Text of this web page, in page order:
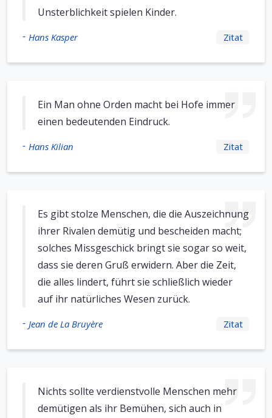
Unsterblichkeit spielen Kinder.
- Hans Kasper Zitat
Ein Man ohne Orden macht bei Hofe immer
einen bedeutenden Eindruck.
- Hans Kilian Zitat
Es gibt stolze Menschen, die die Auszeichnung
ihrer Rivalen demütig und bescheiden macht;
solches Missgeschick bringt sie sogar so weit,
dass sie deren Gruß erwidern. Aber die Zeit,
die alles lindert, führt sie schließlich wieder
auf ihr natürliches Wesen zurück.
- Jean de La Bruyère Zitat
Nichts sollte verdienstvolle Menschen mehr
demütigen als ihr Bemühen, sich auch in